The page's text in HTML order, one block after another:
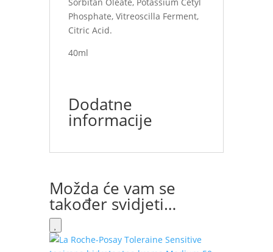
Phosphate, Vitreoscilla Ferment,
Citric Acid.
40ml
Dodatne
informacije
Možda će vam se
također svidjeti…